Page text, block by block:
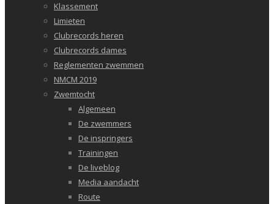
Klassement
Limieten
Clubrecords heren
Clubrecords dames
Reglementen zwemmen
NMCM 2019
Zwemtocht
Algemeen
De zwemmers
De inspringers
Trainingen
De liveblog
Media aandacht
Route